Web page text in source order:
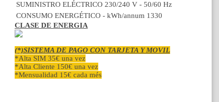
SUMINISTRO ELÉCTRICO 230/240 V - 50/60 Hz
CONSUMO ENERGÉTICO - kWh/annum 1330
CLASE DE ENERGIA
(*)SISTEMA DE PAGO CON TARJETA Y MOVIL
*Alta SIM 35€ una vez
*Alta Cliente 150€ una vez
*Mensualidad 15€ cada més